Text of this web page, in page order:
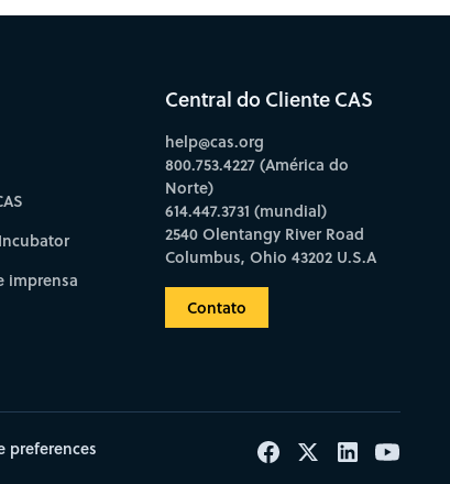
imprensa
Central do Cliente CAS
help@cas.org
800.753.4227 (América do
Norte)
614.447.3731 (mundial)
2540 Olentangy River Road
Columbus, Ohio 43202 U.S.A
Contato
preferences